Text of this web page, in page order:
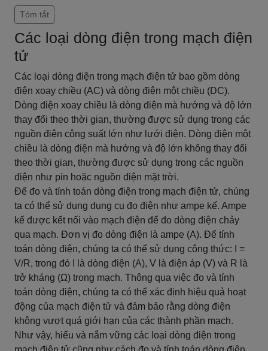
Tóm tắt
Các loại dòng điện trong mạch điện
tử
Các loại dòng điện trong mạch điện tử bao gồm dòng
điện xoay chiều (AC) và dòng điện một chiều (DC).
Dòng điện xoay chiều là dòng điện mà hướng và độ lớn
thay đổi theo thời gian, thường được sử dụng trong các
nguồn điện công suất lớn như lưới điện. Dòng điện một
chiều là dòng điện mà hướng và độ lớn không thay đổi
theo thời gian, thường được sử dụng trong các nguồn
điện như pin hoặc nguồn điện mặt trời.
Để đo và tính toán dòng điện trong mạch điện tử, chúng
ta có thể sử dụng dụng cụ đo điện như ampe kế. Ampe
kế được kết nối vào mạch điện để đo dòng điện chảy
qua mạch. Đơn vị đo dòng điện là ampe (A). Để tính
toán dòng điện, chúng ta có thể sử dụng công thức: I =
V/R, trong đó I là dòng điện (A), V là điện áp (V) và R là
trở kháng (Ω) trong mạch. Thông qua việc đo và tính
toán dòng điện, chúng ta có thể xác định hiệu quả hoạt
động của mạch điện tử và đảm bảo rằng dòng điện
không vượt quá giới hạn của các thành phần mạch.
Như vậy, hiểu và nắm vững các loại dòng điện trong